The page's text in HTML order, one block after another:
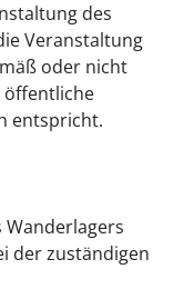
des
Veranstaltung
oder nicht
öffentliche
entspricht.
Wanderlagers
der zuständigen